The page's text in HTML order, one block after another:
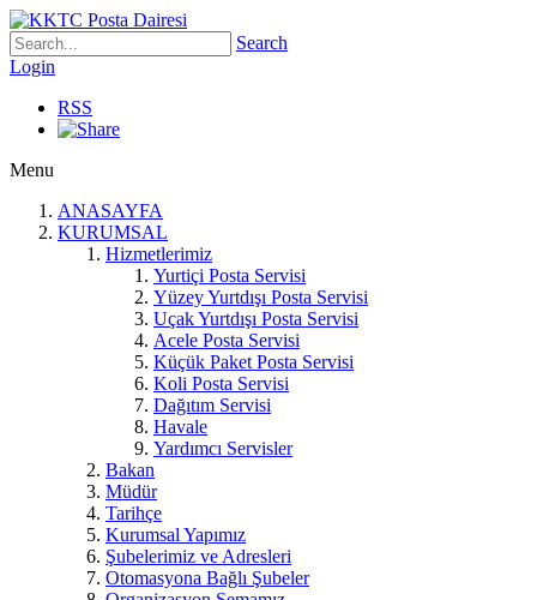
Search
Login
RSS
Menu
ANASAYFA
KURUMSAL
Hizmetlerimiz
Yurtiçi Posta Servisi
Yüzey Yurtdışı Posta Servisi
Uçak Yurtdışı Posta Servisi
Acele Posta Servisi
Küçük Paket Posta Servisi
Koli Posta Servisi
Dağıtım Servisi
Havale
Yardımcı Servisler
Bakan
Müdür
Tarihçe
Kurumsal Yapımız
Şubelerimiz ve Adresleri
Otomasyona Bağlı Şubeler